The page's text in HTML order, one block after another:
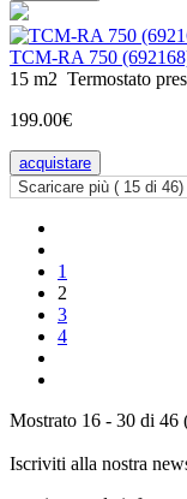
ТСМ-RA 750
15 m2 Termostato
199.00€
acquistare
Scaricare più ( 15 di 46)
1
2
3
4
Mostrato 16 - 30 di 46
Iscriviti alla nostra